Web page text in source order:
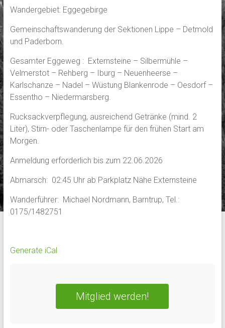
Wandergebiet: Eggegebirge
Gemeinschaftswanderung der Sektionen Lippe – Detmold
und Paderborn.
Gesamter Eggeweg : Externsteine – Silbermühle –
Velmerstot – Rehberg – Iburg – Neuenheerse –
Karlschanze – Nadel – Wüstung Blankenrode – Oesdorf –
Essentho – Niedermarsberg.
Rucksackverpflegung, ausreichend Getränke (mind. 2
Liter), Stirn- oder Taschenlampe für den frühen Start am
Morgen.
Anmeldung erforderlich bis zum 22.06.2026
Abmarsch: 02:45 Uhr ab Parkplatz Nähe Externsteine
Wanderführer: Michael Nordmann, Barntrup, Tel.:
0175/1482751
Generate iCal
Mitglied werden!